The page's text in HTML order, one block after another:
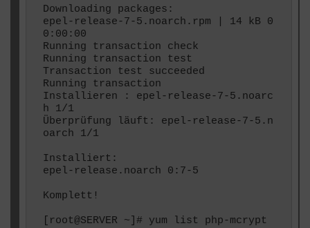
Downloading packages:
epel-release-7-5.noarch.rpm | 14 kB 0
0:00:00
Running transaction check
Running transaction test
Transaction test succeeded
Running transaction
Installieren : epel-release-7-5.noarc
h 1/1
Überprüfung läuft: epel-release-7-5.n
oarch 1/1
Installiert:
epel-release.noarch 0:7-5
Komplett!
[root@SERVER ~]# yum list php-mcrypt